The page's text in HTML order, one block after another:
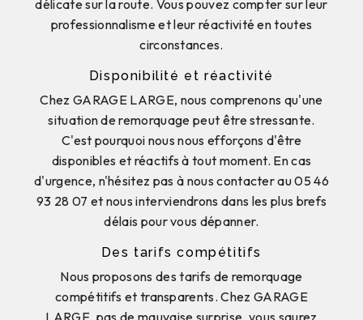
délicate sur la route. Vous pouvez compter sur leur
professionnalisme et leur réactivité en toutes
circonstances.
Disponibilité et réactivité
Chez GARAGE LARGE, nous comprenons qu'une
situation de remorquage peut être stressante.
C'est pourquoi nous nous efforçons d'être
disponibles et réactifs à tout moment. En cas
d'urgence, n'hésitez pas à nous contacter au 05 46
93 28 07 et nous interviendrons dans les plus brefs
délais pour vous dépanner.
Des tarifs compétitifs
Nous proposons des tarifs de remorquage
compétitifs et transparents. Chez GARAGE
LARGE, pas de mauvaise surprise, vous saurez